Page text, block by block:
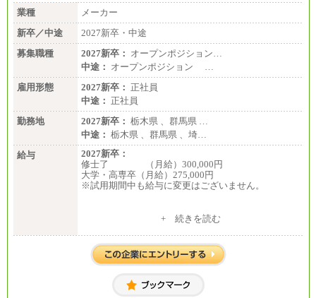
業種
メーカー
新卒／中途
2027新卒・中途
募集職種
2027新卒： オープンポジション…
中途： オープンポジション …
雇用形態
2027新卒： 正社員
中途： 正社員
勤務地
2027新卒： 栃木県 、群馬県 …
中途： 栃木県 、群馬県 、埼…
給与
2027新卒：
修士了 （月給）300,000円
大学・高専卒（月給）275,000円
※試用期間中も給与に変更はございません。
大学・高専卒（月給）275,000円
※試用期間中も給与に変更はございません。
+ 続きを読む